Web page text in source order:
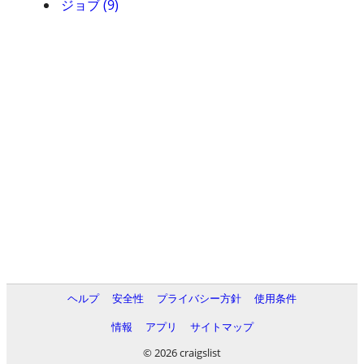
ジョブ (9)
ヘルプ 安全性 プライバシー方針
使用条件
情報
アプリ
サイトマップ
© 2026 craigslist